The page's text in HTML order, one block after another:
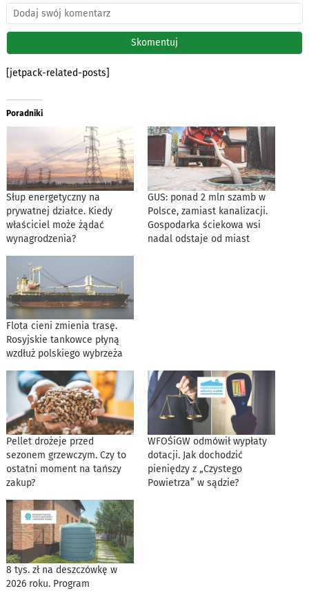
[jetpack-related-posts]
Poradniki
Słup energetyczny na
prywatnej działce. Kiedy
właściciel może żądać
wynagrodzenia?
GUS: ponad 2 mln szamb w
Polsce, zamiast kanalizacji.
Gospodarka ściekowa wsi
nadal odstaje od miast
Flota cieni zmienia trasę.
Rosyjskie tankowce płyną
wzdłuż polskiego wybrzeża
Pellet drożeje przed
sezonem grzewczym. Czy to
ostatni moment na tańszy
zakup?
WFOŚiGW odmówił wypłaty
dotacji. Jak dochodzić
pieniędzy z „Czystego
Powietrza” w sądzie?
8 tys. zł na deszczówkę w
2026 roku. Program